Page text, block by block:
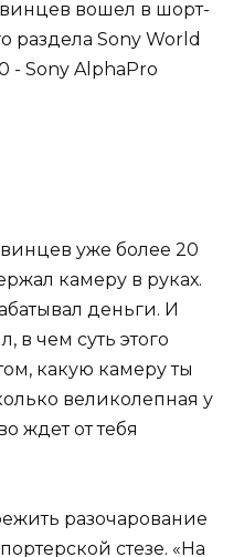
уже более 20
камеру в руках.
деньги. И
в чем суть этого
какую камеру ты
великолепная у
ждет от тебя
разочарование
стезе. «На